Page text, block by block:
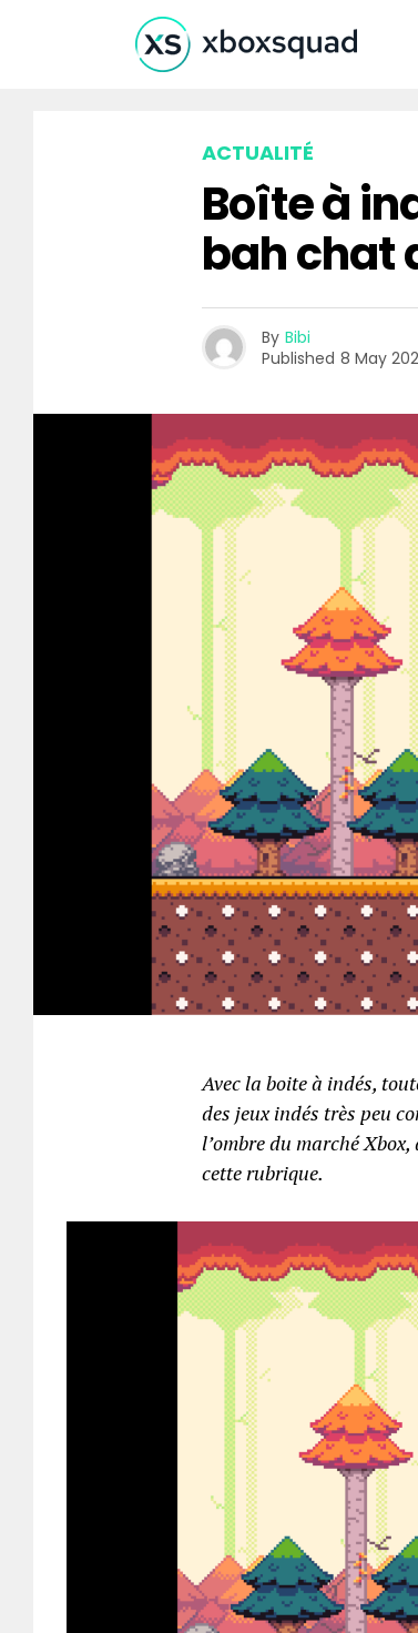
ACTUALITÉ
Boîte à
bah chat
By Bibi
Published 8 May
Avec la boite à indés,
des jeux indés très peu
l’ombre du marché
cette rubrique.